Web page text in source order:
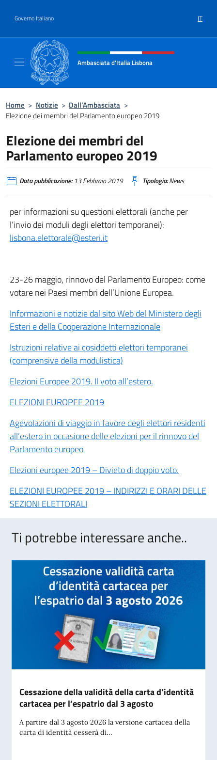
Governo Italiano IT
Intestazione sito, social e menù
Ambasciata d'Italia Lisbona
Home > Notizie > Dall’Ambasciata >
Elezione dei membri del Parlamento europeo 2019
Elezione dei membri del
Parlamento europeo 2019
Data pubblicazione:13 Febbraio 2019 Tipologia:News
per informazioni su questioni elettorali (anche per
l’invio dei moduli degli elettori temporanei):
lisbona.elettorale@esteri.it
23-26 maggio, rinnovo del Parlamento Europeo: come
votare nei Paesi membri dell’Unione Europea.
Informazioni e notizie dal sito Web del Ministero degli
Esteri e della Cooperazione Internazionale
Istruzioni relative ai cosiddetti elettori temporanei
(comprensive della modulistica)
Elezioni Europee 2019. Il voto all’estero.
ELEZIONI EUROPEE 2019
Agevolazioni di viaggio in favore degli elettori residenti
all’estero in occasione delle elezioni per il rinnovo del
Parlamento europeo
Elezioni europee 2019 – Divieto di doppio voto.
ELEZIONI EUROPEE 2019 – INDIRIZZI E ORARI DELLE
SEZIONI ELETTORALI
Ti potrebbe interessare anche..
Cessazione della validità della carta d’identità
cartacea per l’espatrio dal 3 agosto
A partire dal 3 agosto 2026 la versione cartacea della
carta di identità cesserà di...